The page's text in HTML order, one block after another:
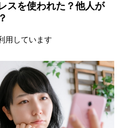
スを使われた？他人が
用しています